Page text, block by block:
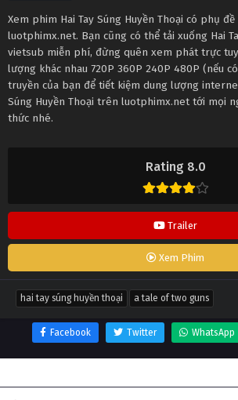
Rating 8.0
Trailer
Xem Phim
Xem phim Hai Tay Súng Huyền Thoại có phụ
luotphimx.net. Bạn cũng có thể tải xuống Hai
vietsub miễn phí, đừng quên xem phát trực
lượng khác nhau 720P 360P 240P 480P (nếu
truyền của bạn để tiết kiệm dung lượng
Súng Huyền Thoại trên luotphimx.net tới mọi
thức nhé.
hai tay súng huyền thoại a tale of two guns
Facebook Twitter WhatsApp